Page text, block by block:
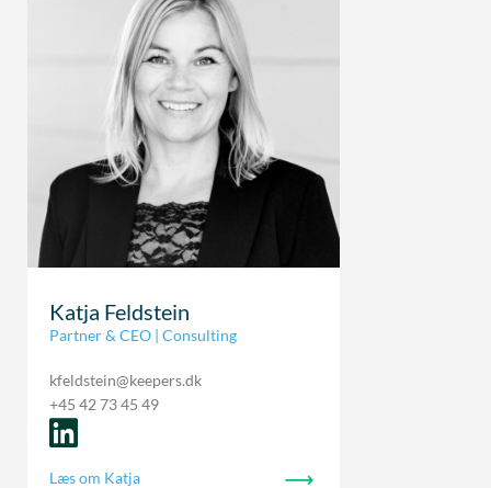
Katja Feldstein
Partner & CEO | Consulting
kfeldstein@keepers.dk
+45 42 73 45 49
Læs om Katja